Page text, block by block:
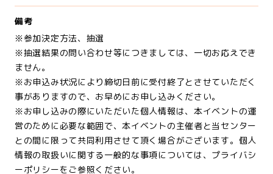
備考
※参加決定方法、抽選
※抽選結果の問い合わせ等につきましては、一切お応えでき
ません。
※お申込み状況により締切日前に受付終了とさせていただく
事がありますので、お早めにお申し込みください。
※お申し込みの際にいただいた個人情報は、本イベントの運
営のために必要な範囲で、本イベントの主催者と当センター
との間に限って共同利用させて頂く場合がございます。個人
情報の取扱いに関する一般的な事項については、プライバシ
ーポリシーをご参照ください。